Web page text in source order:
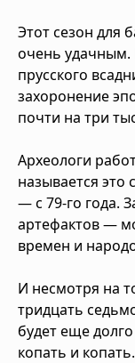
Этот сезон для
очень удачным.
прусского
захоронение
почти на три
Археологи
называется это
— с 79-го года.
артефактов —
времен и
И несмотря на
тридцать
будет еще
копать и копать.